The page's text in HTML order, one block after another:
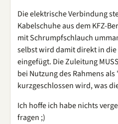
Die elektrische Verbindung
Kabelschuhe aus dem KFZ-
mit Schrumpfschlauch
selbst wird damit direkt in
eingefügt. Die Zuleitung
bei Nutzung des Rahmens
kurzgeschlossen wird, was
Ich hoffe ich habe nichts
fragen ;)